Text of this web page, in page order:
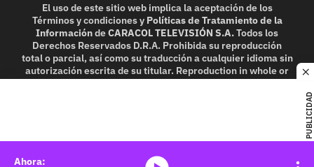
PUBLICIDAD
El uso de este sitio web implica la aceptación de los
Términos y condicionesy Políticas de Tratamiento de la
InformacióndeCARACOL TELEVISIÓN S.A.Todos los
Derechos Reservados D.R.A. Prohibida su reproducción
total o parcial, así como su traducción a cualquier idioma sin
autorización escrita de su titular. Reproduction in whole or
in part, or translation without written permission is